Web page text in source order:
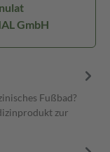
GmbH
Fußbad?
zur